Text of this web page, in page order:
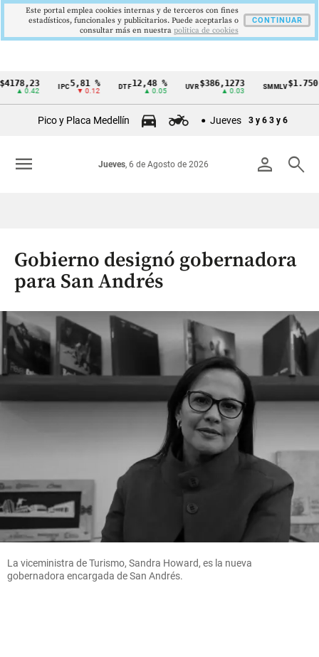
Cintillo
Colombia
0.42
IPC 5,81 %
▼ 0.12
DTF 12,48 %
▲ 0.05
UVR $386,1273
▲ 0.03
SMMLV$1.750.905
Pico y Placa Medellín Jueves 3 y 6 3 y 6
person search
Jueves, 6 de Agosto de 2026
menu
Gobierno designó gobernadora
para San Andrés
La viceministra de Turismo, Sandra Howard, es la nueva
gobernadora encargada de San Andrés.
Este portal emplea cookies internas y de terceros con fines
estadísticos, funcionales y publicitarios. Puede aceptarlas o
consultar más en nuestra politica de cookies
CONTINUAR